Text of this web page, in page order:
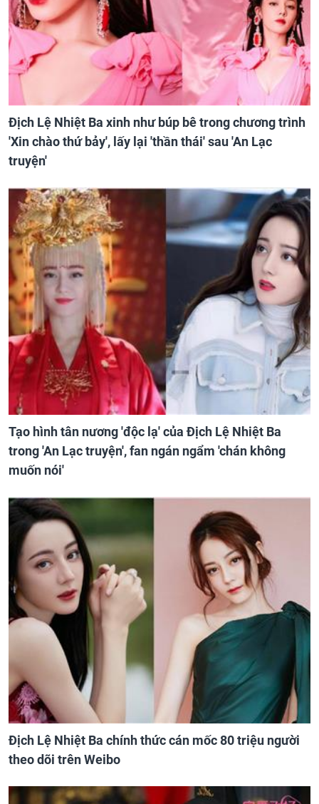
Địch Lệ Nhiệt Ba xinh như búp bê trong chương trình
'Xin chào thứ bảy', lấy lại 'thần thái' sau 'An Lạc
truyện'
Tạo hình tân nương 'độc lạ' của Địch Lệ Nhiệt Ba
trong 'An Lạc truyện', fan ngán ngẩm 'chán không
muốn nói'
Địch Lệ Nhiệt Ba chính thức cán mốc 80 triệu người
theo dõi trên Weibo